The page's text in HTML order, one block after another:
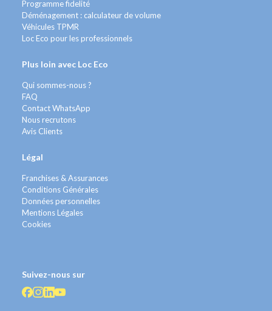
Programme fidelité
Déménagement : calculateur de volume
Véhicules TPMR
Loc Eco pour les professionnels
Plus loin avec Loc Eco
Qui sommes-nous ?
FAQ
Contact WhatsApp
Nous recrutons
Avis Clients
Légal
Franchises & Assurances
Conditions Générales
Données personnelles
Mentions Légales
Cookies
Suivez-nous sur